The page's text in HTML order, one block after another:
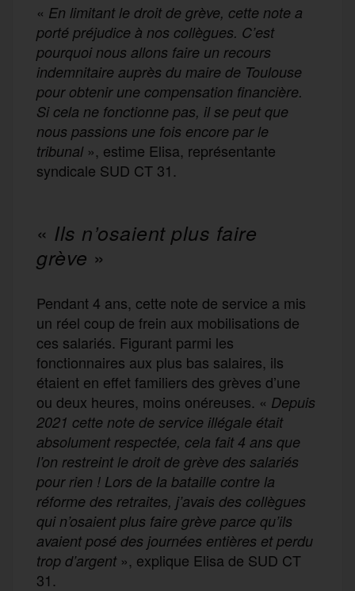
« En limitant le droit de grève, cette note a
porté préjudice à nos collègues. C’est
pourquoi nous allons faire un recours
indemnitaire auprès du maire de Toulouse
pour obtenir une compensation financière.
Si cela ne fonctionne pas, il se peut que
nous passions une fois encore par le
tribunal», estime Elisa, représentante
syndicale SUD CT 31.
« Ils n’osaient plus faire
grève »
Pendant 4 ans, cette note de service a mis
un réel coup de frein aux mobilisations de
ces salariés. Figurant parmi les
fonctionnaires aux plus bas salaires, ils
étaient en effet familiers des grèves d’une
ou deux heures, moins onéreuses. « Depuis
2021 cette note de service illégale était
absolument respectée, cela fait 4 ans que
l’on restreint le droit de grève des salariés
pour rien ! Lors de la bataille contre la
réforme des retraites, j’avais des collègues
qui n’osaient plus faire grève parce qu’ils
avaient posé des journées entières et perdu
trop d’argent », explique Elisa de SUD CT
31.